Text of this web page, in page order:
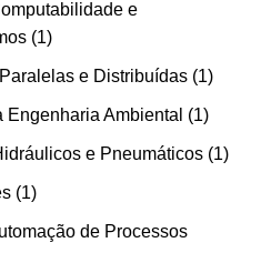
e
1
e Distribuídas 1
Ambiental 1
e Pneumáticos 1
1
de Processos